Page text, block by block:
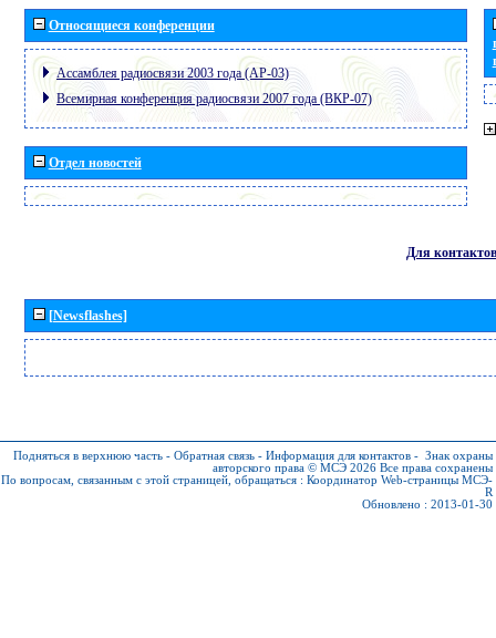
Относящиеся конференции
Ассамблея радиосвязи 2003 года (АР-03)
Всемирная конференция радиосвязи 2007 года (ВКР-07)
Отдел новостей
Для контактов
[Newsflashes]
Подняться в верхнюю часть - Обратная связь - Информация для контактов - Знак охраны
авторского права © МСЭ 2026 Все права сохранены
По вопросам, связанным с этой страницей, обращаться : Координатор Web-страницы МСЭ-
R
Обновлено : 2013-01-30